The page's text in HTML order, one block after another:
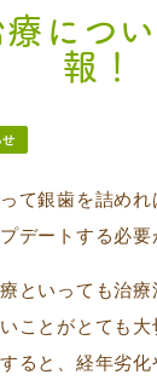
につ
報！
せ
て銀歯を詰め
デートする必要
といっても治
ことがとても
ると、経年劣